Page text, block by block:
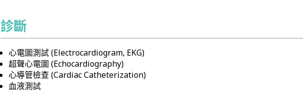
診斷
心電圖測試 (Electrocardiogram, EKG)
超聲心電圖 (Echocardiography)
心導管檢查 (Cardiac Catheterization)
血液測試